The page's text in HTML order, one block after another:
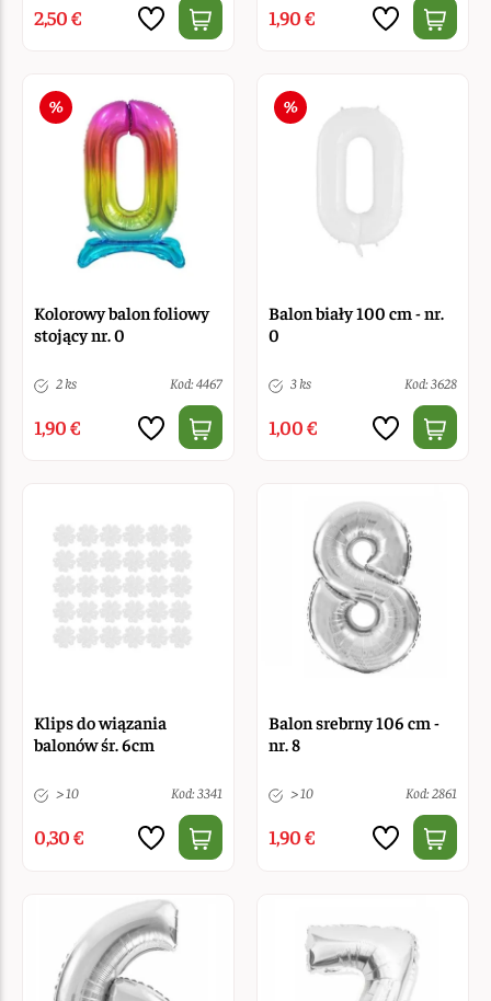
2,50 € 1,90 €
Kolorowy balon foliowy
stojący nr. 0
2 ks Kod: 4467
1,90 €
Balon biały 100 cm - nr.
0
3 ks Kod: 3628
1,00 €
Klips do wiązania
balonów śr. 6cm
> 10 Kod: 3341
0,30 €
Balon srebrny 106 cm -
nr. 8
> 10 Kod: 2861
1,90 €